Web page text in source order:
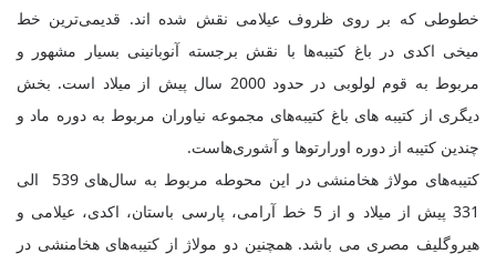
خطوطی که بر روی ظروف عیلامی نقش شده اند. قدیمی‌ترین خط
میخی اکدی در باغ کتیبه‌ها با نقش برجسته آنوبانینی بسیار مشهور و
مربوط به قوم لولوبی در حدود 2000 سال پیش از میلاد است. بخش
دیگری از کتیبه های باغ کتیبه‌های مجموعه نیاوران مربوط به دوره ماد و
چندین کتیبه از دوره اورارتوها و آشوری‌هاست.
کتیبه‌های مولاژ هخامنشی در این محوطه مربوط به سال‌های 539 الی
331 پیش از میلاد و از 5 خط آرامی، پارسی باستان، اکدی، عیلامی و
هیروگلیف مصری می باشد. همچنین دو مولاژ از کتیبه‌های هخامنشی در